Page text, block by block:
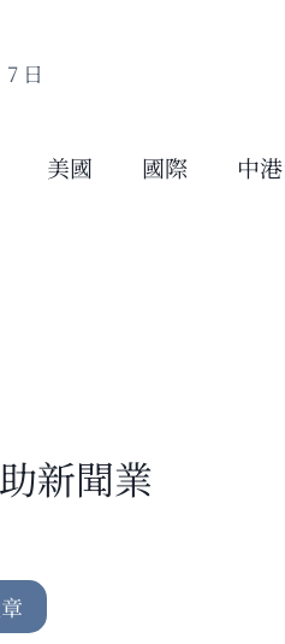
日
美國 國際 中
新聞業